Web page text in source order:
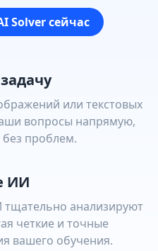
Solver сейчас
или текстовых
вопросы напрямую,
проблем.
ИИ
анализируют
четкие и точные
вашего обучения.